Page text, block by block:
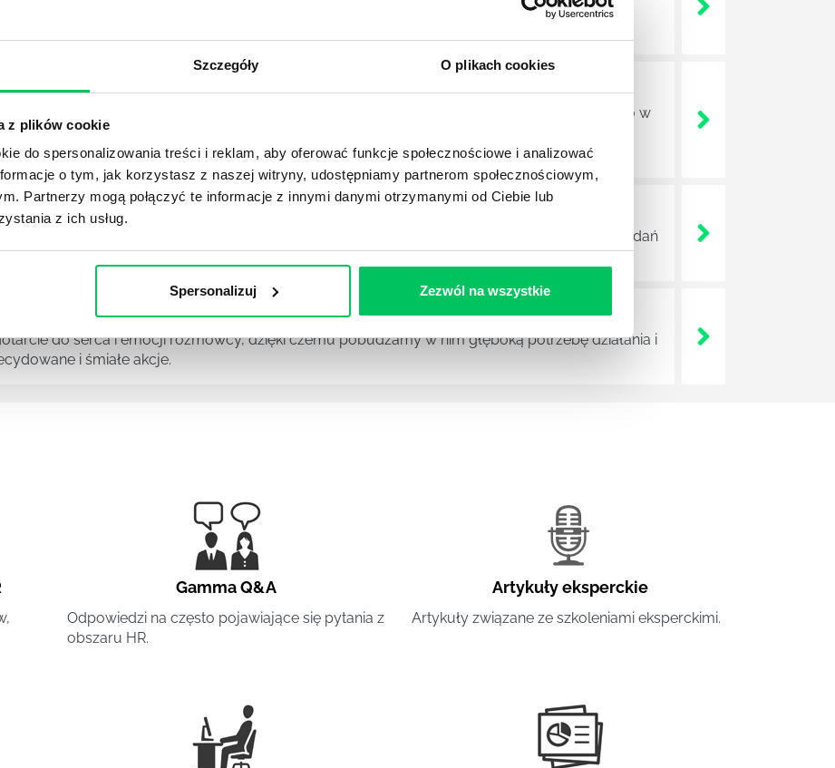
Szczegóły O plikach cookies
z plików cookie
do spersonalizowania treści i reklam, aby oferować funkcje społecznościowe i analizować
o tym, jak korzystasz z naszej witryny, udostępniamy partnerom społecznościowym,
Partnerzy mogą połączyć te informacje z innymi danymi otrzymanymi od Ciebie lub
z ich usług.
Spersonalizuj Zezwól na wszystkie
kierunków studiów. Pozwala zdobyć wiedzę na temat ludzkiego umysły, mechanizmów
decyzyjnych.
z ogromnymi perspektywami na przyszłość. Psychologowie znajdują zatrudnienie nie tylko w
gabinetach psychologicznych, ale również we wszelkiego rodzaju ośrodkach
przy pomocy opracowywania strategii marketingowych czy nawet w sektorze HR.
wśród zespołu potrafi być nie lada wyzwaniem, zalicza się jednak do najważniejszych zadań
do serca i emocji rozmówcy, dzięki czemu pobudzamy w nim głęboką potrzebę działania i
i śmiałe akcje.
Gamma Q&A
Odpowiedzi na często pojawiające się pytania z
obszaru HR.
Artykuły eksperckie
Artykuły związane ze szkoleniami eksperckimi.